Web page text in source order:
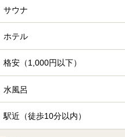
サウナ
ホテル
格安（1,000円以下）
水風呂
駅近（徒歩10分以内）